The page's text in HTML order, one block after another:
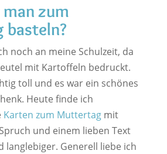
zum
noch an meine Schulzeit, da
mit Kartoffeln bedruckt.
toll und es war ein schönes
Heute finde ich
Karten zum Muttertagmit
und einem lieben Text
langlebiger. Generell liebe ich